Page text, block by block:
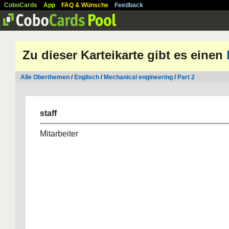
CoboCards App FAQ & Wünsche Feedback
Zu dieser Karteikarte gibt es einen
Alle Oberthemen / Englisch / Mechanical engineering / Part 2
staff
Mitarbeiter